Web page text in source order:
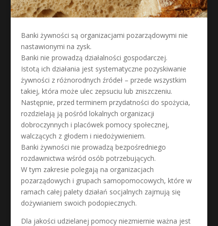
Banki żywności są organizacjami pozarządowymi nie
nastawionymi na zysk.
Banki nie prowadzą działalności gospodarczej.
Istotą ich działania jest systematyczne pozyskiwanie
żywności z różnorodnych źródeł – przede wszystkim
takiej, która może ulec zepsuciu lub zniszczeniu.
Następnie, przed terminem przydatności do spożycia,
rozdzielają ją pośród lokalnych organizacji
dobroczynnych i placówek pomocy społecznej,
walczących z głodem i niedożywieniem.
Banki żywności nie prowadzą bezpośredniego
rozdawnictwa wśród osób potrzebujących.
W tym zakresie polegają na organizacjach
pozarządowych i grupach samopomocowych, które w
ramach całej palety działań socjalnych zajmują się
dożywianiem swoich podopiecznych.
Dla jakości udzielanej pomocy niezmiernie ważna jest